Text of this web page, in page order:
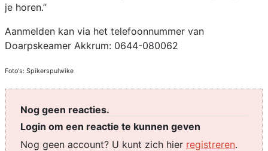
je horen.’’
Aanmelden kan via het telefoonnummer van
Doarpskeamer Akkrum: 0644-080062
Foto's: Spikerspulwike
Nog geen reacties.
Login om een reactie te kunnen geven
Nog geen account? U kunt zich hier registreren.